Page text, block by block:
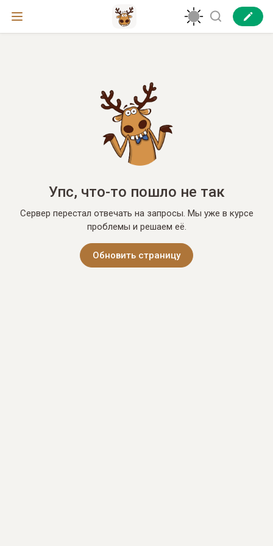
Упс, что-то пошло не так
Сервер перестал отвечать на запросы. Мы уже в курсе
проблемы и решаем её.
Обновить страницу